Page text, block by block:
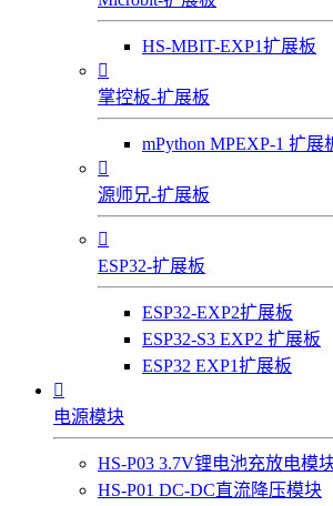
HS-MBIT-EXP1扩展板

掌控板-扩展板
mPython MPEXP-1 扩展

源师兄-扩展板

ESP32-扩展板
ESP32-EXP2扩展板
ESP32-S3 EXP2 扩展板
ESP32 EXP1扩展板

电源模块
HS-P03 3.7V锂电池充放电模
HS-P01 DC-DC直流降压模块